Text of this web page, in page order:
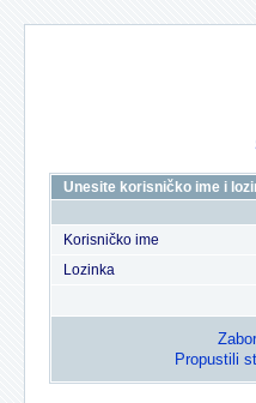
Unesite korisničko ime i
Korisničko ime
Lozinka
Propustili